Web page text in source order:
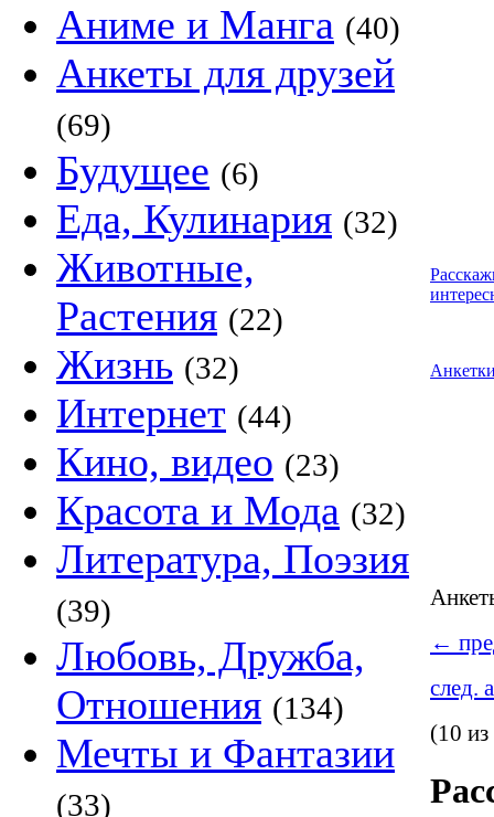
Аниме и Манга (40)
Анкеты для друзей
(69)
Будущее (6)
Еда, Кулинария (32)
Животные,
Растения (22)
Жизнь (32)
Интернет (44)
Кино, видео (23)
Красота и Мода (32)
Литература, Поэзия
(39)
Любовь, Дружба,
Отношения (134)
Мечты и Фантазии
(33)
←
след.
(10